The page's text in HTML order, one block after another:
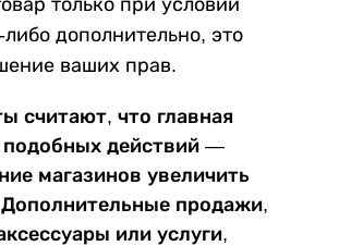
только при условии
либо дополнительно, это
ваших прав.
считают, что главная
подобных действий —
магазинов увеличить
продажи,
или услуги,